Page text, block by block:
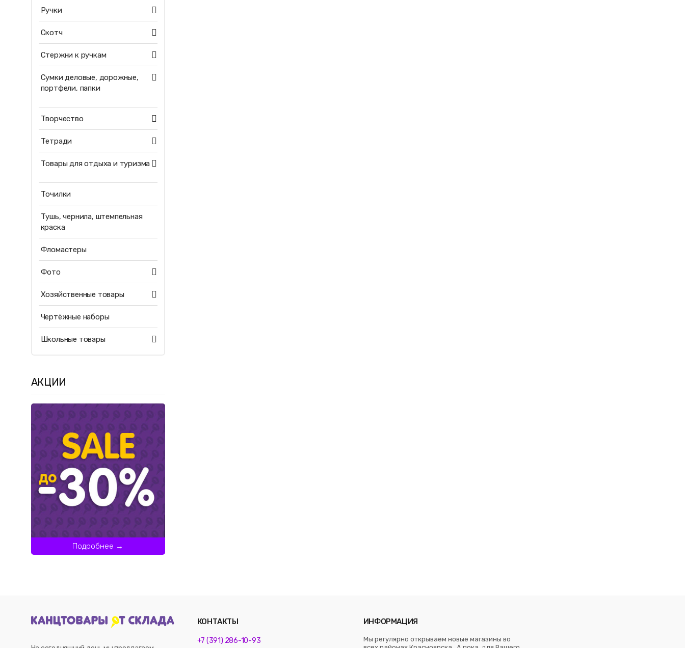
Ручки
Скотч
Стержни к ручкам
Сумки деловые, дорожные,
портфели, папки
Творчество
Тетради
Товары для отдыха и туризма
Точилки
Тушь, чернила, штемпельная
краска
Фломастеры
Фото
Хозяйственные товары
Чертёжные наборы
Школьные товары
АКЦИИ
Подробнее →
КОНТАКТЫ
+7 (391) 286-10-93
ИНФОРМАЦИЯ
Мы регулярно открываем новые магазины во